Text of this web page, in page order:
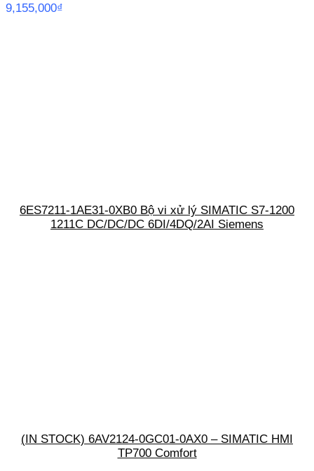
9,155,000₫
6ES7211-1AE31-0XB0 Bộ vi xử lý SIMATIC S7-1200
1211C DC/DC/DC 6DI/4DQ/2AI Siemens
(IN STOCK) 6AV2124-0GC01-0AX0 – SIMATIC HMI
TP700 Comfort